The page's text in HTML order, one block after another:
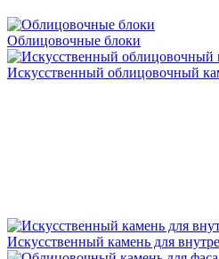
Облицовочные блоки
Искусственный облицовочный
Искусственный камень для